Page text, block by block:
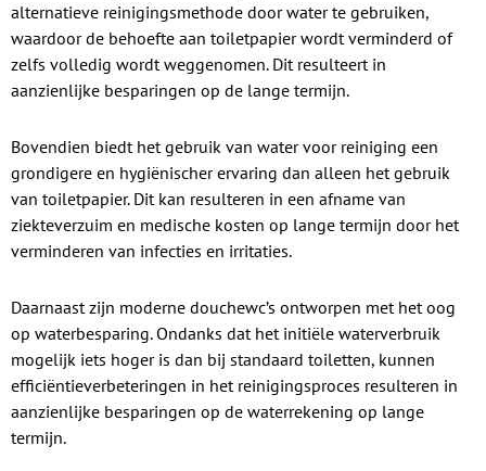
alternatieve reinigingsmethode door water te gebruiken,
waardoor de behoefte aan toiletpapier wordt verminderd of
zelfs volledig wordt weggenomen. Dit resulteert in
aanzienlijke besparingen op de lange termijn.
Bovendien biedt het gebruik van water voor reiniging een
grondigere en hygiënischer ervaring dan alleen het gebruik
van toiletpapier. Dit kan resulteren in een afname van
ziekteverzuim en medische kosten op lange termijn door het
verminderen van infecties en irritaties.
Daarnaast zijn moderne douchewc’s ontworpen met het oog
op waterbesparing. Ondanks dat het initiële waterverbruik
mogelijk iets hoger is dan bij standaard toiletten, kunnen
efficiëntieverbeteringen in het reinigingsproces resulteren in
aanzienlijke besparingen op de waterrekening op lange
termijn.